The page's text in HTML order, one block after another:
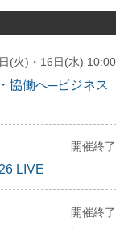
(火)・16日(水) 10:00
協働へ─ビジネス
開催終了
LIVE
開催終了